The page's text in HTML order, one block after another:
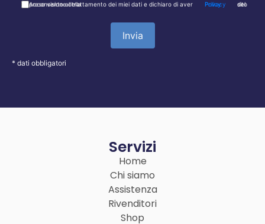
Acconsento al trattamento dei miei dati e dichiaro di aver preso visione della Privacy Policy del sito
* dati obbligatori
Servizi
Home
Chi siamo
Assistenza
Rivenditori
Shop